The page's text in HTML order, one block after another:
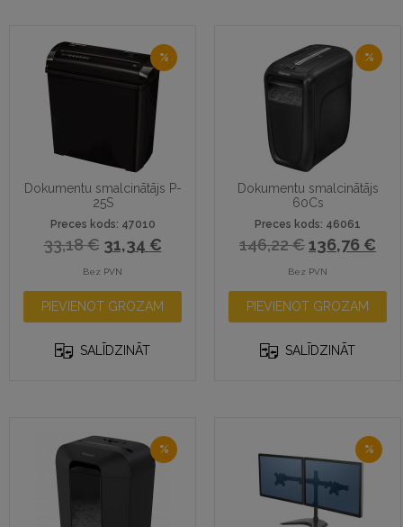
%
Dokumentu smalcinātājs P-
25S
Preces kods: 47010
33,18€ 31,34 €
Bez PVN
PIEVIENOT GROZAM
SALĪDZINĀT
%
Dokumentu smalcinātājs
60Cs
Preces kods: 46061
146,22€136,76 €
Bez PVN
PIEVIENOT GROZAM
SALĪDZINĀT
% %